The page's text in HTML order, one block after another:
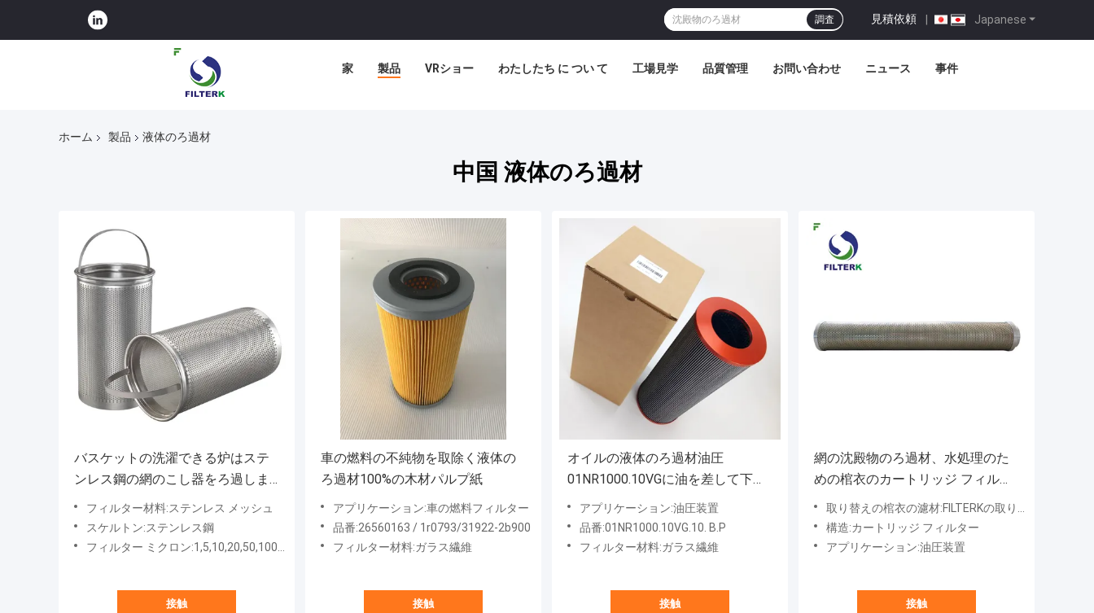
Japanese
見積依頼 |
調査
家 製品 VRショー わたしたち に つい て 工場見学 品質管理 お問い合わせ ニュース 事件
ホーム 製品 液体のろ過材
中国 液体のろ過材
バスケットの洗濯できる炉はステ
ンレス鋼の網のこし器をろ過しま
フィルター材料:ステンレス メッシュ
スケルトン:ステンレス鋼
フィルター ミクロン:1,5,10,20,50,100μm
接触
車の燃料の不純物を取除く液体の
ろ過材100%の木材パルプ紙
アプリケーション:車の燃料フィルター
品番:26560163 / 1r0793/31922-2b900
フィルター材料:ガラス繊維
接触
オイルの液体のろ過材油圧
01NR1000.10VGに油を差して下さ
い。10. B.PモデルInternormenの取
り替え
アプリケーション:油圧装置
品番:01NR1000.10VG.10. B.P
フィルター材料:ガラス繊維
接触
網の沈殿物のろ過材、水処理のた
めの棺衣のカートリッジ フィルタ
ー取り替えの棺衣の濾材:FILTERKの取り替えの棺衣HC8904FKT26H
構造:カートリッジ フィルター
アプリケーション:油圧装置
接触